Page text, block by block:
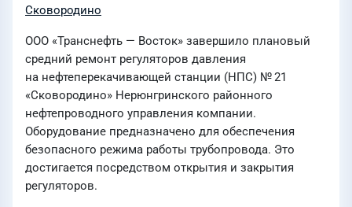
Сковородино
ООО «Транснефть — Восток» завершило плановый
средний ремонт регуляторов давления
на нефтеперекачивающей станции (НПС) № 21
«Сковородино» Нерюнгринского районного
нефтепроводного управления компании.
Оборудование предназначено для обеспечения
безопасного режима работы трубопровода. Это
достигается посредством открытия и закрытия
регуляторов.